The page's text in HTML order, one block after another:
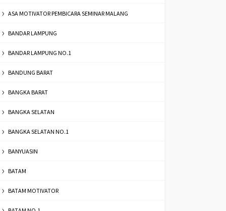
ASA MOTIVATOR PEMBICARA SEMINAR MALANG
BANDAR LAMPUNG
BANDAR LAMPUNG NO.1
BANDUNG BARAT
BANGKA BARAT
BANGKA SELATAN
BANGKA SELATAN NO.1
BANYUASIN
BATAM
BATAM MOTIVATOR